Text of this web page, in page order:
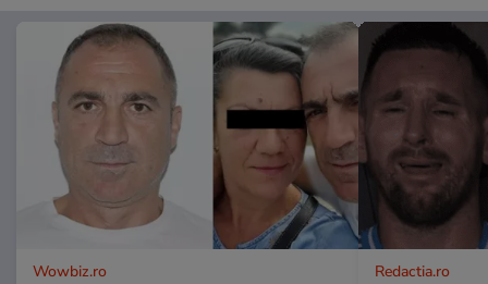
Wowbiz.ro Redactia.ro